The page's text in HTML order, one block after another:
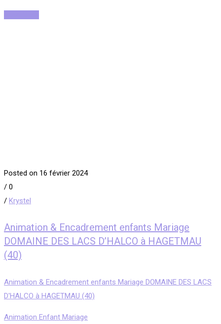
Posted on 16 février 2024
/ 0
/ Krystel
Animation & Encadrement enfants Mariage
DOMAINE DES LACS D’HALCO à HAGETMAU
(40)
Animation & Encadrement enfants Mariage DOMAINE DES LACS
D'HALCO à HAGETMAU (40)
Animation Enfant Mariage